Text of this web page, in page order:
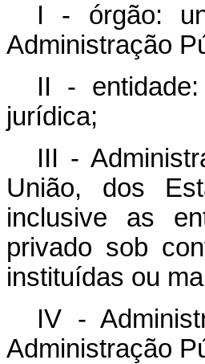
I - órgão:
Administração
II -
jurídica;
III -
União, dos
inclusive as
privado sob
instituídas ou
IV -
Administração